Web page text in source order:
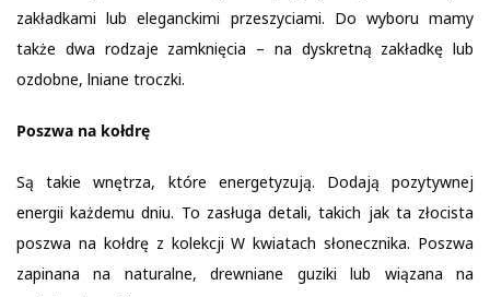
zakładkami lub eleganckimi przeszyciami. Do wyboru mamy
także dwa rodzaje zamknięcia – na dyskretną zakładkę lub
ozdobne, lniane troczki.
Poszwa na kołdrę
Są takie wnętrza, które energetyzują. Dodają pozytywnej
energii każdemu dniu. To zasługa detali, takich jak ta złocista
poszwa na kołdrę z kolekcji W kwiatach słonecznika. Poszwa
zapinana na naturalne, drewniane guziki lub wiązana na